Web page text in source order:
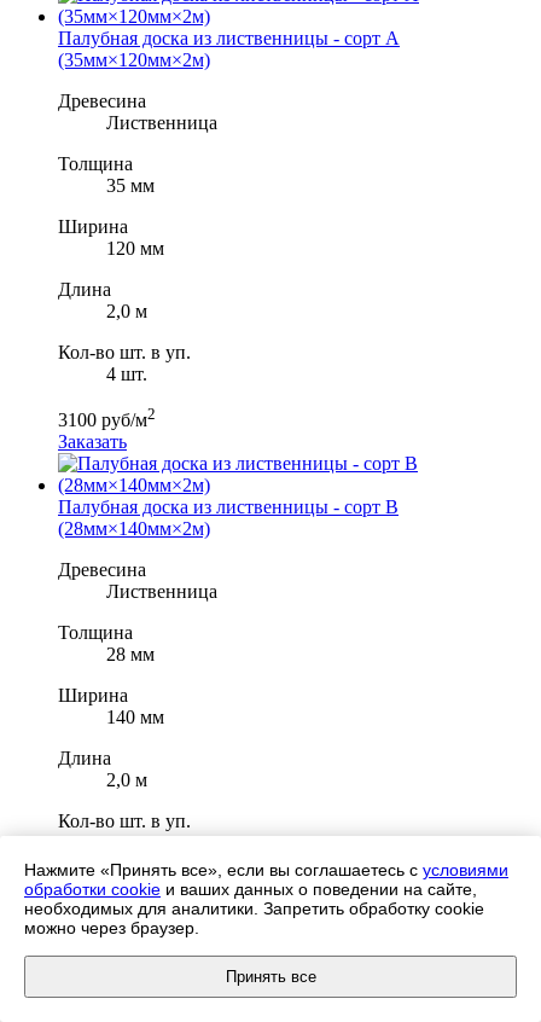
Палубная доска из лиственницы - сорт A
(35мм×120мм×2м)
Древесина
Лиственница
Толщина
35 мм
Ширина
120 мм
Длина
2,0 м
Кол-во шт. в уп.
4 шт.
3100 руб/м2
Заказать
Палубная доска из лиственницы - сорт B
(28мм×140мм×2м)
Древесина
Лиственница
Толщина
28 мм
Ширина
140 мм
Длина
2,0 м
Кол-во шт. в уп.
4 шт.
1550 руб/м2
Заказать
Нажмите «Принять все», если вы соглашаетесь с условиями
обработки cookie и ваших данных о поведении на сайте,
необходимых для аналитики. Запретить обработку cookie
можно через браузер.
Принять все